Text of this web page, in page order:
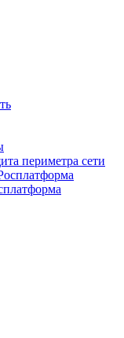
периметра сети